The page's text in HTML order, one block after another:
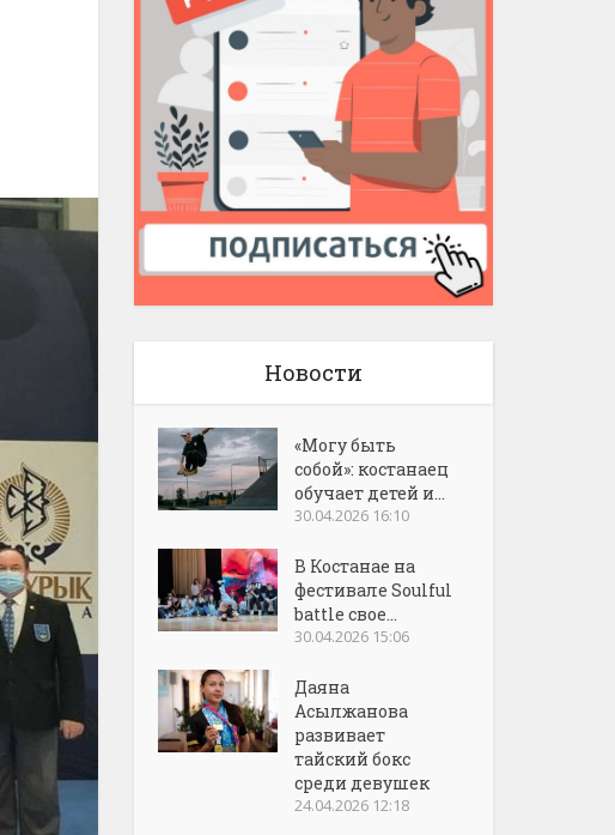
Новости
«Могу быть
собой»: костанаец
обучает детей и...
30.04.2026 16:10
В Костанае на
фестивале Soulful
battle свое...
30.04.2026 15:06
Даяна
Асылжанова
развивает
тайский бокс
среди девушек
24.04.2026 12:18